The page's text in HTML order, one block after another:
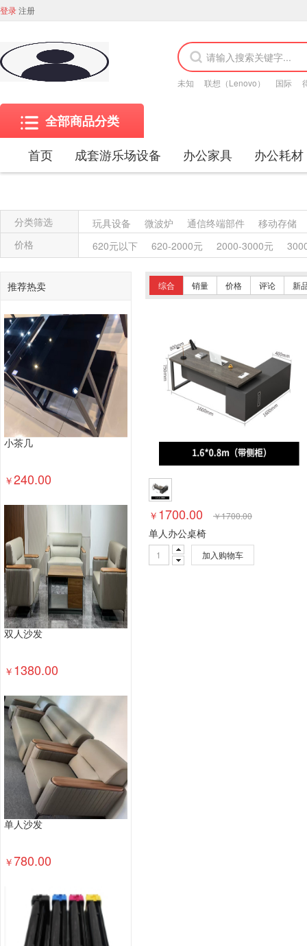
登录注册
未知 联想（Lenovo） 国际
全部商品分类
首页
成套游乐场设备 办公家具 办公耗材
分类筛选 玩具设备 微波炉 通信终端部件
移动存储
金属质屏风类
木质屏风类 其他材质架类
保险柜
木质柜类 其他沙发类 藤沙发类
木骨架沙发类
金属骨架沙发类 其他椅凳类
竹制、藤制等材料椅凳类
木骨架为主的椅凳类
塑料台、桌类
其他床类
钢塑床类
钢木床类 色带
喷墨盒
数据库管理系统
特殊照相机 专用照相机
通用摄像机
其他视频会议系统设备
音视频矩
视频会议控制台
传真通信设备 扫描仪
复印机
空气净化设备
激光打印机 喷墨打印机
防火墙
路由器 液晶显示器
平板式
台式计算机（含一体机台式电脑）
价格 620元以下 620-2000元 2000-3000元
推荐热卖
小茶几
￥240.00
双人沙发
￥ 1380.00
单人沙发
￥780.00
综合 销量 价格 评论 新
￥ 1700.00 ￥1700.00
单人办公桌椅
加入购物车